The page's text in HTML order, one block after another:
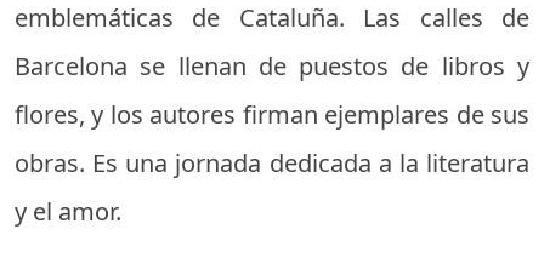
emblemáticas de Cataluña. Las calles de
Barcelona se llenan de puestos de libros y
flores, y los autores firman ejemplares de sus
obras. Es una jornada dedicada a la literatura
y el amor.